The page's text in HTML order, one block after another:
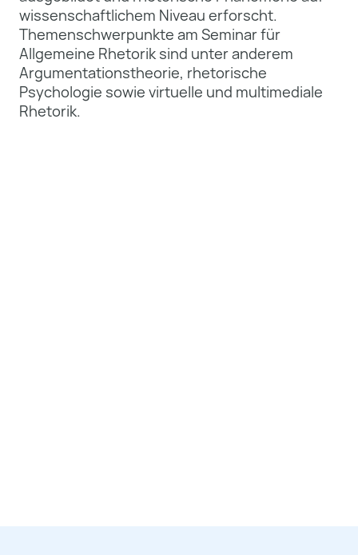
wissenschaftlichem Niveau erforscht.
Themenschwerpunkte am Seminar für
Allgemeine Rhetorik sind unter anderem
Argumentationstheorie, rhetorische
Psychologie sowie virtuelle und multimediale
Rhetorik.